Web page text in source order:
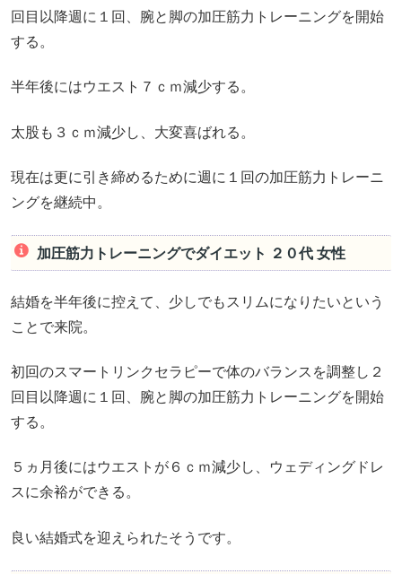
回目以降週に１回、腕と脚の加圧筋力トレーニングを開始
する。
半年後にはウエスト７ｃｍ減少する。
太股も３ｃｍ減少し、大変喜ばれる。
現在は更に引き締めるために週に１回の加圧筋力トレーニ
ングを継続中。
加圧筋力トレーニングでダイエット ２０代 女性
結婚を半年後に控えて、少しでもスリムになりたいという
ことで来院。
初回のスマートリンクセラピーで体のバランスを調整し２
回目以降週に１回、腕と脚の加圧筋力トレーニングを開始
する。
５ヵ月後にはウエストが６ｃｍ減少し、ウェディングドレ
スに余裕ができる。
良い結婚式を迎えられたそうです。